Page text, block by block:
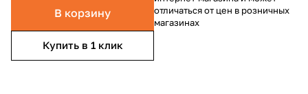
В корзину
Купить в 1 клик
отличаться от цен в розничных
магазинах